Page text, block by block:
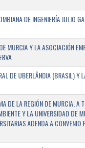
DE INGENIERÍA JULIO
MURCIA Y LA ASOCIACIÓN
DE UBERLÂNDIA (BRASIL) Y
DE LA REGIÓN DE MURCIA, A
Y LA UNIVERSIDAD DE
ADENDA A CONVENIO